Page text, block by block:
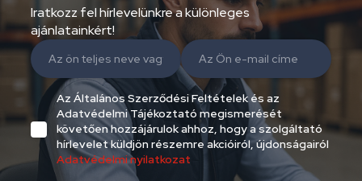
Iratkozz fel hírlevelünkre a különleges
ajánlatainkért!
Az Általános Szerződési Feltételek és az
Adatvédelmi Tájékoztató megismerését
követően hozzájárulok ahhoz, hogy a szolgáltató
hírlevelet küldjön részemre akcióiról, újdonságairól
Adatvédelmi nyilatkozat